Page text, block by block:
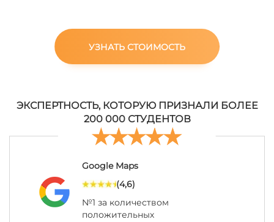
УЗНАТЬ СТОИМОСТЬ
ЭКСПЕРТНОСТЬ, КОТОРУЮ ПРИЗНАЛИ БОЛЕЕ
200 000 СТУДЕНТОВ
Google Maps
(4,6)
№1 за количеством
положительных